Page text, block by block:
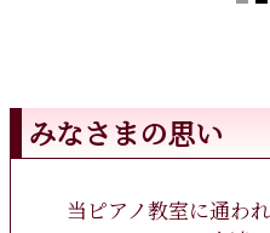
みなさまの思い
当ピアノ教室に通わ